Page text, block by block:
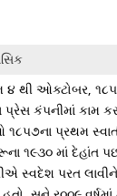
૪ થી ઓક્ટોબર,
કંપનીમાં કામ
પ્રથમ
૧૯૩૦ માં દેહાંત
સ્વદેશ પરત લાવીને